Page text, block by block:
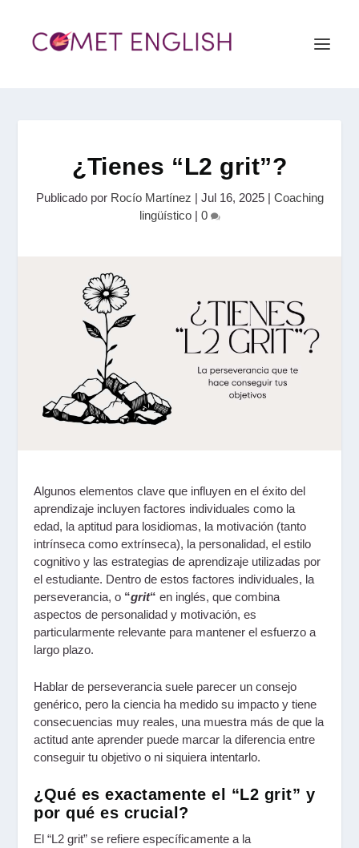
¿Tienes “L2 grit”?
Publicado por Rocío Martínez | Jul 16, 2025| Coaching
lingüístico| 0
Algunos elementos clave que influyen en el éxito del
aprendizaje incluyen factores individuales como la
edad, la aptitud para losidiomas, la motivación (tanto
intrínseca como extrínseca), la personalidad, el estilo
cognitivo y las estrategias de aprendizaje utilizadas por
el estudiante. Dentro de estos factores individuales, la
perseverancia, o “grit“ en inglés, que combina
aspectos de personalidad y motivación, es
particularmente relevante para mantener el esfuerzo a
largo plazo.
Hablar de perseverancia suele parecer un consejo
genérico, pero la ciencia ha medido su impacto y tiene
consecuencias muy reales, una muestra más de que la
actitud ante aprender puede marcar la diferencia entre
conseguir tu objetivo o ni siquiera intentarlo.
¿Qué es exactamente el “L2 grit” y
por qué es crucial?
El “L2 grit” se refiere específicamente a la